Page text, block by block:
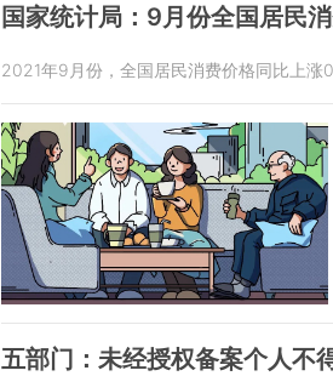
国家统计局：9月份全国居民
2021年9月份，全国居民消费价格同比上涨
五部门：未经授权备案个人不